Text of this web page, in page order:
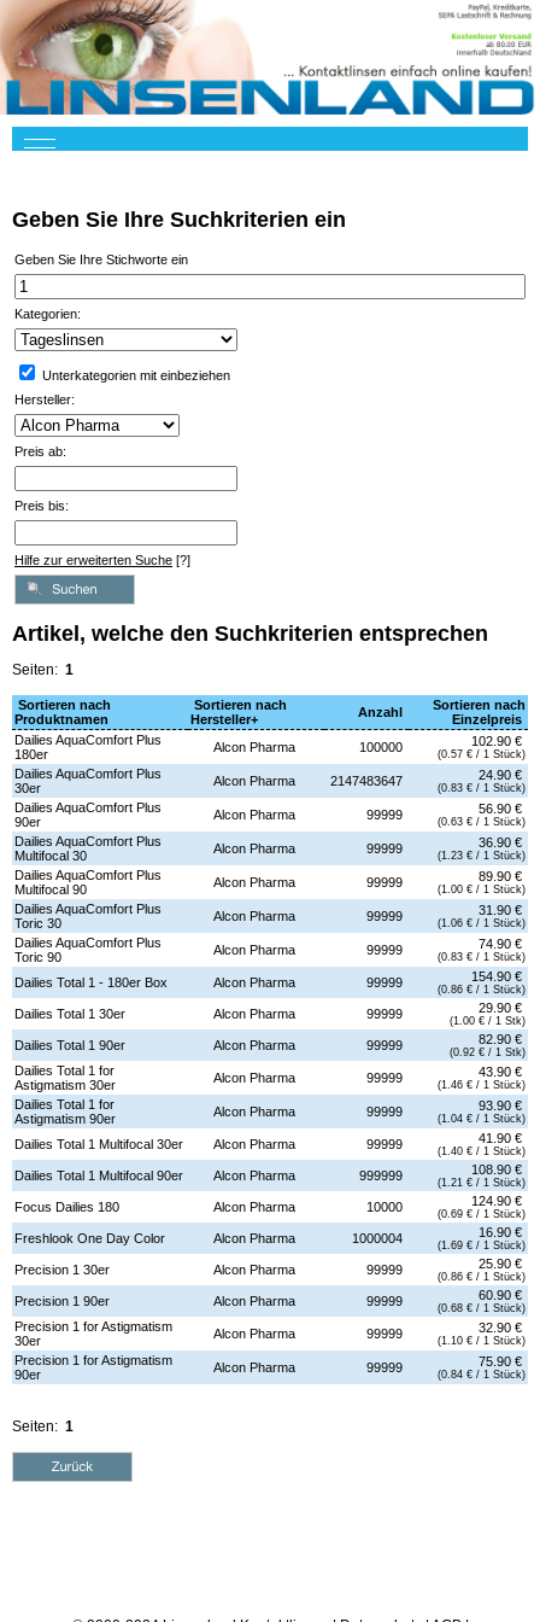
Geben Sie Ihre Suchkriterien ein
Geben Sie Ihre Stichworte ein
Kategorien:
Unterkategorien mit einbeziehen
Hersteller:
Preis ab:
Preis bis:
Hilfe zur erweiterten Suche [?]
Artikel, welche den Suchkriterien entsprechen
Seiten: 1
Sortieren nach
Produktnamen
Sortieren nach
Hersteller+
Anzahl
Sortieren nach
Einzelpreis
Dailies AquaComfort Plus
180er
Alcon Pharma 100000 102.90 €
(0.57 € / 1 Stück)
Dailies AquaComfort Plus
30er
Alcon Pharma 2147483647 24.90 €
(0.83 € / 1 Stück)
Dailies AquaComfort Plus
90er
Alcon Pharma 99999 56.90 €
(0.63 € / 1 Stück)
Dailies AquaComfort Plus
Multifocal 30
Alcon Pharma 99999 36.90 €
(1.23 € / 1 Stück)
Dailies AquaComfort Plus
Multifocal 90
Alcon Pharma 99999 89.90 €
(1.00 € / 1 Stück)
Dailies AquaComfort Plus
Toric 30
Alcon Pharma 99999 31.90 €
(1.06 € / 1 Stück)
Dailies AquaComfort Plus
Toric 90
Alcon Pharma 99999 74.90 €
(0.83 € / 1 Stück)
Dailies Total 1 - 180er Box Alcon Pharma 99999 154.90 €
(0.86 € / 1 Stück)
Dailies Total 1 30er Alcon Pharma 99999 29.90 €
(1.00 € / 1 Stk)
Dailies Total 1 90er Alcon Pharma 99999 82.90 €
(0.92 € / 1 Stk)
Dailies Total 1 for
Astigmatism 30er
Alcon Pharma 99999 43.90 €
(1.46 € / 1 Stück)
Dailies Total 1 for
Astigmatism 90er
Alcon Pharma 99999 93.90 €
(1.04 € / 1 Stück)
Dailies Total 1 Multifocal 30er Alcon Pharma 99999 41.90 €
(1.40 € / 1 Stück)
Dailies Total 1 Multifocal 90er Alcon Pharma 999999 108.90 €
(1.21 € / 1 Stück)
Focus Dailies 180 Alcon Pharma 10000 124.90 €
(0.69 € / 1 Stück)
Freshlook One Day Color Alcon Pharma 1000004 16.90 €
(1.69 € / 1 Stück)
Precision 1 30er Alcon Pharma 99999 25.90 €
(0.86 € / 1 Stück)
Precision 1 90er Alcon Pharma 99999 60.90 €
(0.68 € / 1 Stück)
Precision 1 for Astigmatism
30er
Alcon Pharma 99999 32.90 €
(1.10 € / 1 Stück)
Precision 1 for Astigmatism
90er
Alcon Pharma 99999 75.90 €
(0.84 € / 1 Stück)
Seiten: 1